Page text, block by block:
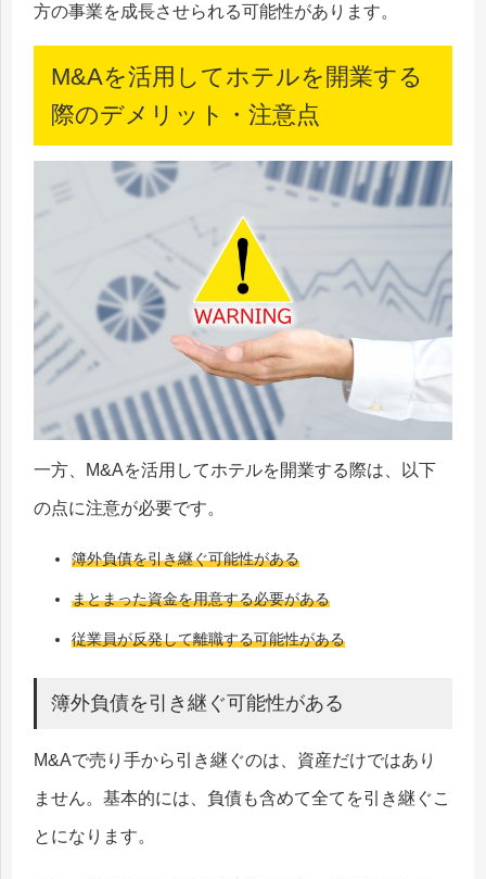
方の事業を成長させられる可能性があります。
M&Aを活用してホテルを開業する
際のデメリット・注意点
一方、M&Aを活用してホテルを開業する際は、以下
の点に注意が必要です。
簿外負債を引き継ぐ可能性がある
まとまった資金を用意する必要がある
従業員が反発して離職する可能性がある
簿外負債を引き継ぐ可能性がある
M&Aで売り手から引き継ぐのは、資産だけではあり
ません。基本的には、負債も含めて全てを引き継ぐこ
とになります。